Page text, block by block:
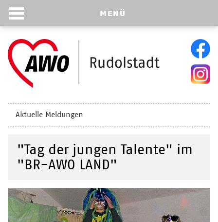
Navigation
überspringen
Aktuelle Meldungen
"Tag der jungen Talente" im
"BR-AWO LAND"
MENÜ